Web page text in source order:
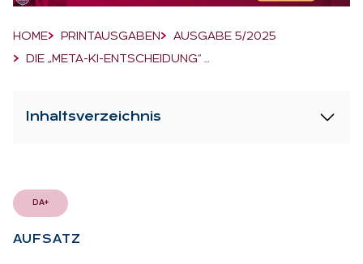
Breadcrumb-Navigation
HOME PRINTAUSGABEN
AUSGABE 5/2025
DIE „META-KI-ENTSCHEIDUNG“ …
Inhaltsverzeichnis
DA+
AUF­SATZ